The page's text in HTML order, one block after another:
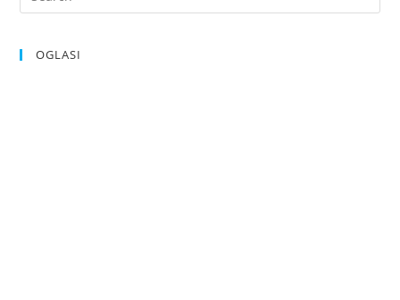
OGLASI